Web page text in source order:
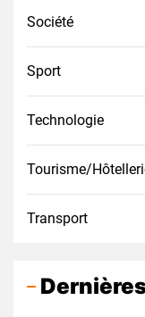
Société
Sport
Technologie
Tourisme/
Transport